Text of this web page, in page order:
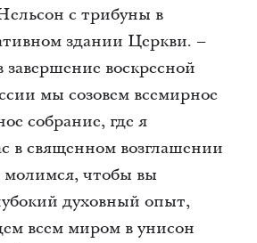
с трибуны в
здании Церкви. –
воскресной
мы созовем всемирное
собрание, где я
в священном возглашении
чтобы вы
духовный опыт,
всем миром в унисон